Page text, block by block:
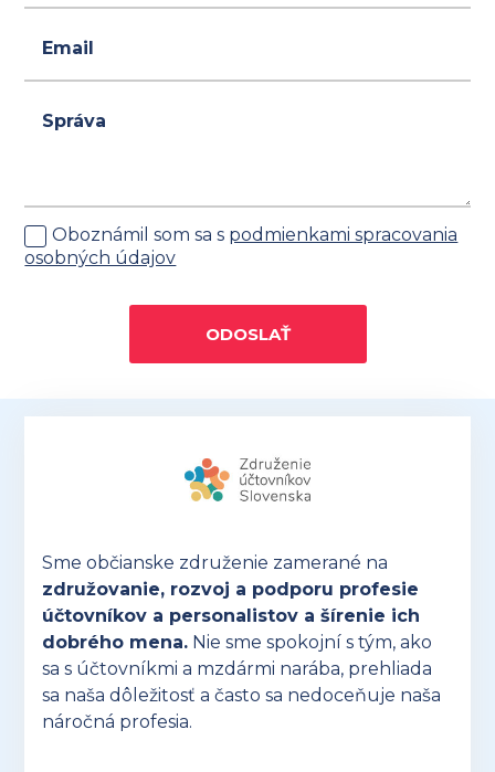
Oboznámil som sa s podmienkami spracovania
osobných údajov
ODOSLAŤ
Sme občianske združenie zamerané na
združovanie, rozvoj a podporu profesie
účtovníkov a personalistov a šírenie ich
dobrého mena. Nie sme spokojní s tým, ako
sa s účtovníkmi a mzdármi narába, prehliada
sa naša dôležitosť a často sa nedoceňuje naša
náročná profesia.